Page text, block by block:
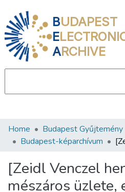
BUDAPEST
E
ARCHIVE
Communities & Collections
Statistics
Home Budapest Gyűjtemény
Budapest-képarchívum
[Zeidl Venczel
mészáros üzlete,